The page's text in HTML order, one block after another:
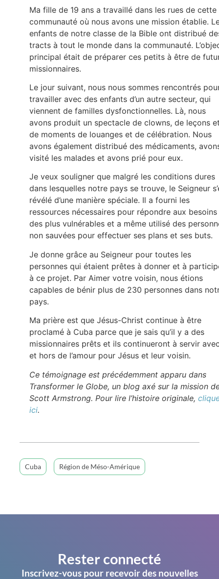
Ma fille de 19 ans a travaillé dans les rues de cette
communauté où nous avons une mission établie.
enfants de notre classe de la Bible ont distribué
tracts à tout le monde dans la communauté.
principal était de préparer ces petits à être de
missionnaires.
Le jour suivant, nous nous sommes rencontrés
travailler avec des enfants d’un autre secteur, qui
viennent de familles dysfonctionnelles. Là, nous
avons produit un spectacle de clowns, de leçons
de moments de louanges et de célébration. Nous
avons également distribué des médicaments,
visité les malades et avons prié pour eux.
Je veux souligner que malgré les conditions dures
dans lesquelles notre pays se trouve, le Seigneur
révélé d’une manière spéciale. Il a fourni les
ressources nécessaires pour répondre aux besoins
des plus vulnérables et a même utilisé des
non sauvées pour effectuer ses plans et ses buts.
Je donne grâce au Seigneur pour toutes les
personnes qui étaient prêtes à donner et à
à ce projet. Par Aimer votre voisin, nous étions
capables de bénir plus de 230 personnes dans
pays.
Ma prière est que Jésus-Christ continue à être
proclamé à Cuba parce que je sais qu’il y a des
missionnaires prêts et ils continueront à servir
et hors de l’amour pour Jésus et leur voisin.
Ce témoignage est précédemment apparu dans
Transformer le Globe, un blog axé sur la mission
Scott Armstrong. Pour lire l’histoire originale,
ici.
Cuba Région de Méso-Amérique
Rester connecté
Inscrivez-vous pour recevoir des nouvelles